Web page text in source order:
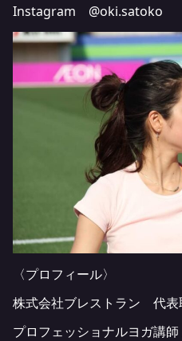
Instagram @oki.satoko
〈プロフィール〉
株式会社ブレストラン 代表
プロフェッショナルヨガ講